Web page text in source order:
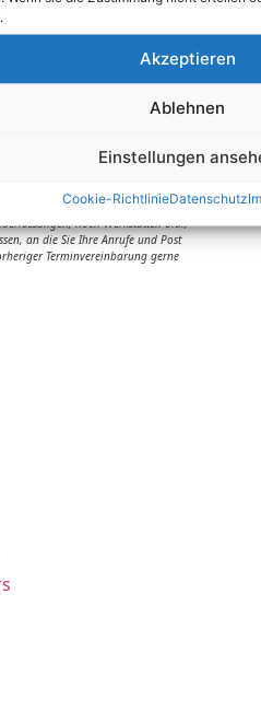
Akzeptieren
Ablehnen
Einstellungen
Cookie-RichtlinieDatenschutz
noch Werkstätten o.ä.,
an die Sie Ihre Anrufe und Post
Terminvereinbarung gerne